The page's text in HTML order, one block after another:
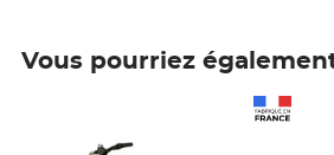
Vous pourriez